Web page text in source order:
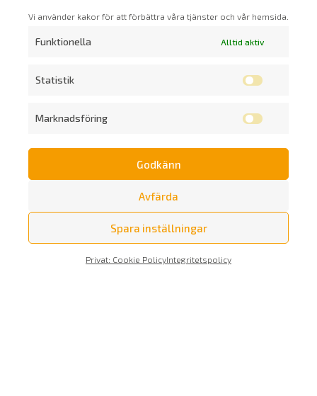
Vi använder kakor för att förbättra våra tjänster och vår hemsida.
Funktionella Alltid aktiv
Statistik
Marknadsföring
Godkänn
Avfärda
Spara inställningar
Privat: Cookie PolicyIntegritetspolicy
Prenumerera på vårt nyhetsbrev